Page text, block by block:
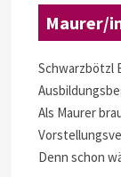
Maurer/
Schwarzbötzl
Als Maurer
Denn schon